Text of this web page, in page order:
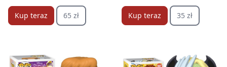
Kup teraz 65 zł Kup teraz 35 zł